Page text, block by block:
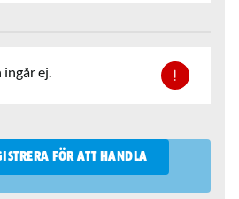
ej.
FÖR ATT HANDLA